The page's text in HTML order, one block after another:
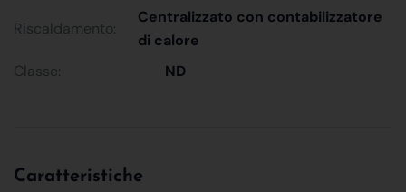
Riscaldamento:
Centralizzato con contabilizzatore
di calore
Classe:
ND
Caratteristiche